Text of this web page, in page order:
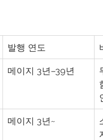
발행 연도
메이지 3년–39년
메이지 3년~